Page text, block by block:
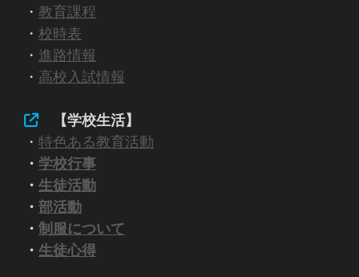
・ 教育課程
・ 校時表
・ 進路情報
・ 高校入試情報
【学校生活】
・ 特色ある教育活動
・ 学校行事
・ 生徒活動
・ 部活動
・ 制服について
・ 生徒心得